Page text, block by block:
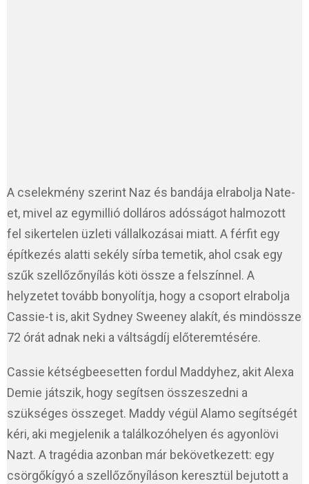
A cselekmény szerint Naz és bandája elrabolja Nate-
et, mivel az egymillió dolláros adósságot halmozott
fel sikertelen üzleti vállalkozásai miatt. A férfit egy
építkezés alatti sekély sírba temetik, ahol csak egy
szűk szellőzőnyílás köti össze a felszínnel. A
helyzetet tovább bonyolítja, hogy a csoport elrabolja
Cassie-t is, akit Sydney Sweeney alakít, és mindössze
72 órát adnak neki a váltságdíj előteremtésére.
Cassie kétségbeesetten fordul Maddyhez, akit Alexa
Demie játszik, hogy segítsen összeszedni a
szükséges összeget. Maddy végül Alamo segítségét
kéri, aki megjelenik a találkozóhelyen és agyonlövi
Nazt. A tragédia azonban már bekövetkezett: egy
csörgőkígyó a szellőzőnyíláson keresztül bejutott a